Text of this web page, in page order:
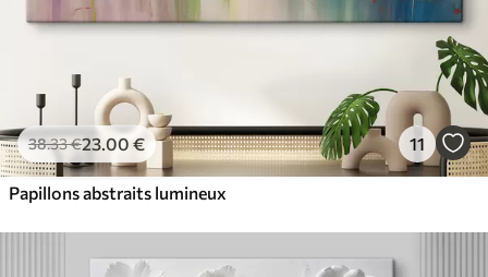
38.33€23.00 € 11
Papillons abstraits lumineux